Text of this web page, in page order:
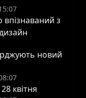
в той же час.
Xiaomi,
iPhone
дисплей,
в
з
новий
квітня